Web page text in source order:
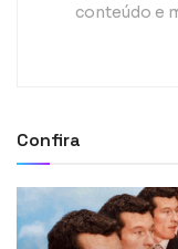
conteúdo e
Confira